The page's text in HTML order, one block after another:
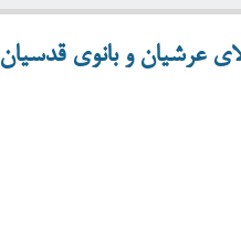
عرشیان و بانوی قدسیان